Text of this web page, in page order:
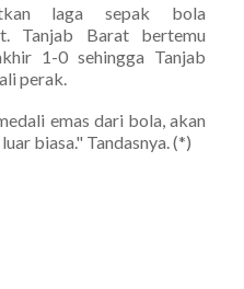
laga sepak bola
Tanjab Barat bertemu
1-0 sehingga Tanjab
perak.
emas dari bola, akan
biasa." Tandasnya. (*)